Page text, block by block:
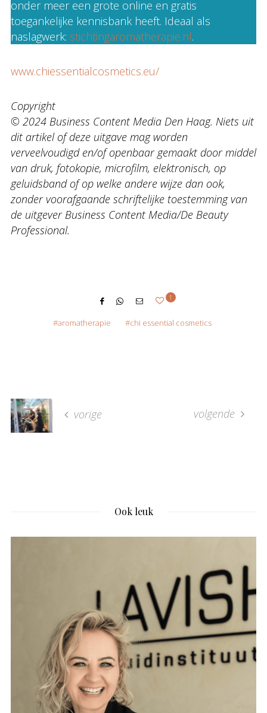
onder meer een grote online en gratis
toegankelijke kennisbank heeft. Ideaal als
naslagwerk: stichtingaromatherapie.nl.
www.chiessentialcosmetics.eu/
Copyright
© 2024 Business Content Media Den Haag. Niets uit
dit artikel of deze uitgave mag worden
verveelvoudigd en/of openbaar gemaakt door middel
van druk, fotokopie, microfilm, elektronisch, op
geluidsband of op welke andere wijze dan ook,
zonder voorafgaande schriftelijke toestemming van
de uitgever Business Content Media/De Beauty
Professional.
1
aromatherapie chi essential cosmetics
vorige volgende
Ook leuk